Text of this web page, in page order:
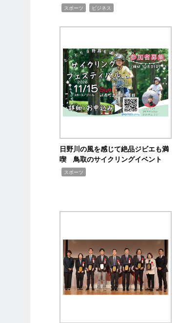
スポーツ ビジネス
日野川の風を感じて絶品ジビエも満
喫 鳥取のサイクリングイベント
スポーツ